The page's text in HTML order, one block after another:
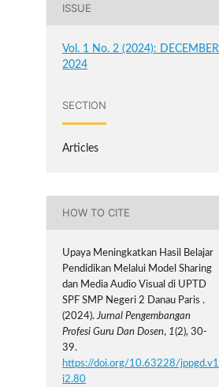
ISSUE
Vol. 1 No. 2 (2024): DECEMBER
2024
SECTION
Articles
HOW TO CITE
Upaya Meningkatkan Hasil Belajar
Pendidikan Melalui Model Sharing
dan Media Audio Visual di UPTD
SPF SMP Negeri 2 Danau Paris .
(2024).Jurnal Pengembangan
Profesi Guru Dan Dosen, 1(2), 30-
39.
https://doi.org/10.63228/jppgd.v1
i2.80